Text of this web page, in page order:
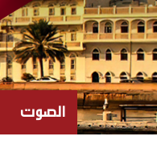
الصوت